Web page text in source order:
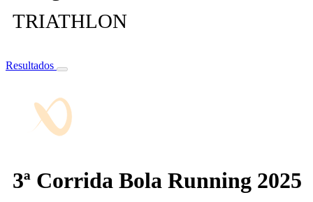
TRIATHLON
Resultados
3ª Corrida Bola Running 2025